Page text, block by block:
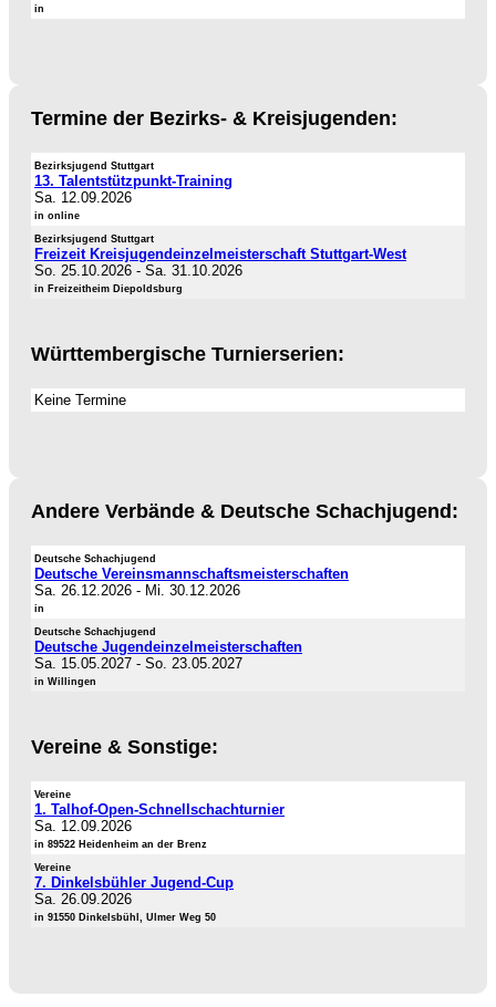
in
Termine der Bezirks- & Kreisjugenden:
Bezirksjugend Stuttgart
13. Talentstützpunkt-Training
Sa. 12.09.2026
in online
Bezirksjugend Stuttgart
Freizeit Kreisjugendeinzelmeisterschaft Stuttgart-West
So. 25.10.2026 - Sa. 31.10.2026
in Freizeitheim Diepoldsburg
Württembergische Turnierserien:
Keine Termine
Andere Verbände & Deutsche Schachjugend:
Deutsche Schachjugend
Deutsche Vereinsmannschaftsmeisterschaften
Sa. 26.12.2026 - Mi. 30.12.2026
in
Deutsche Schachjugend
Deutsche Jugendeinzelmeisterschaften
Sa. 15.05.2027 - So. 23.05.2027
in Willingen
Vereine & Sonstige:
Vereine
1. Talhof-Open-Schnellschachturnier
Sa. 12.09.2026
in 89522 Heidenheim an der Brenz
Vereine
7. Dinkelsbühler Jugend-Cup
Sa. 26.09.2026
in 91550 Dinkelsbühl, Ulmer Weg 50